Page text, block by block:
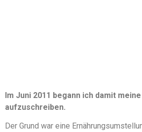
Im Juni 2011 begann ich damit
aufzuschreiben.
Der Grund war eine